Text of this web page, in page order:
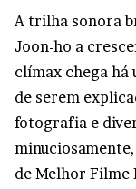
A trilha sonora
Joon-ho a
clímax chega há
de serem
fotografia e
de Melhor Filme